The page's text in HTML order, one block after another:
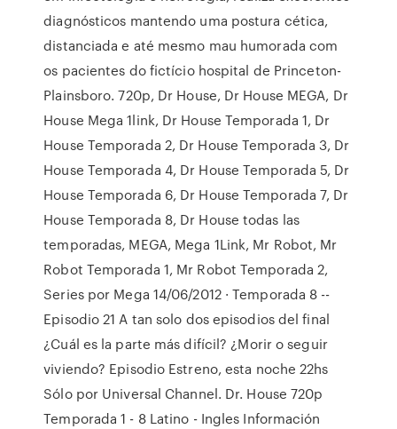
diagnósticos mantendo uma postura cética,
distanciada e até mesmo mau humorada com
os pacientes do fictício hospital de Princeton-
Plainsboro. 720p, Dr House, Dr House MEGA, Dr
House Mega 1link, Dr House Temporada 1, Dr
House Temporada 2, Dr House Temporada 3, Dr
House Temporada 4, Dr House Temporada 5, Dr
House Temporada 6, Dr House Temporada 7, Dr
House Temporada 8, Dr House todas las
temporadas, MEGA, Mega 1Link, Mr Robot, Mr
Robot Temporada 1, Mr Robot Temporada 2,
Series por Mega 14/06/2012 · Temporada 8 --
Episodio 21 A tan solo dos episodios del final
¿Cuál es la parte más difícil? ¿Morir o seguir
viviendo? Episodio Estreno, esta noche 22hs
Sólo por Universal Channel. Dr. House 720p
Temporada 1 - 8 Latino - Ingles Información